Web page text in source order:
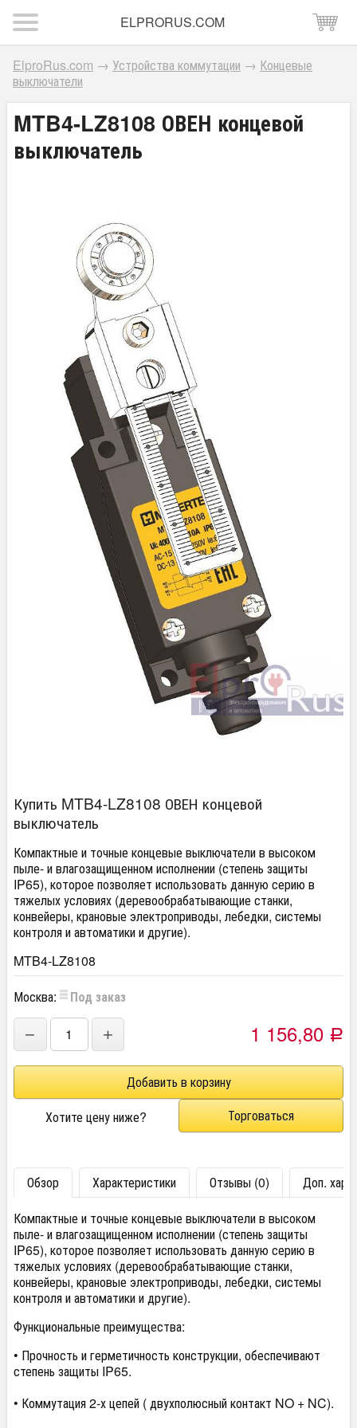
ELPRORUS.COM
ElproRus.com → Устройства коммутации → Концевые
выключатели
MTB4-LZ8108 ОВЕН концевой
выключатель
Купить MTB4-LZ8108 ОВЕН концевой
выключатель
Компактные и точные концевые выключатели в высоком
пыле- и влагозащищенном исполнении (степень защиты
IP65), которое позволяет использовать данную серию в
тяжелых условиях (деревообрабатывающие станки,
конвейеры, крановые электроприводы, лебедки, системы
контроля и автоматики и другие).
MTB4-LZ8108
Москва:
Под заказ
− + 1 156,80 Р
Хотите цену ниже? Торговаться
Обзор Характеристики Отзывы (0)
Доп.
Компактные и точные концевые выключатели в высоком
пыле- и влагозащищенном исполнении (степень защиты
IP65), которое позволяет использовать данную серию в
тяжелых условиях (деревообрабатывающие станки,
конвейеры, крановые электроприводы, лебедки, системы
контроля и автоматики и другие).
Функциональные преимущества:
• Прочность и герметичность конструкции, обеспечивают
степень защиты IP65.
• Коммутация 2-х цепей ( двухполюсный контакт NO + NC).